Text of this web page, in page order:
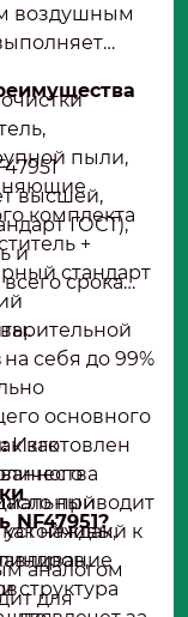
воздушным
пыли,
комплекта
+
стандарт
себя до 99%
основного
как
приводит
наждак,
высшей,
ГОСТ),
и
срока
Изготовлен
к
структура
NF47951?
аналогом
для